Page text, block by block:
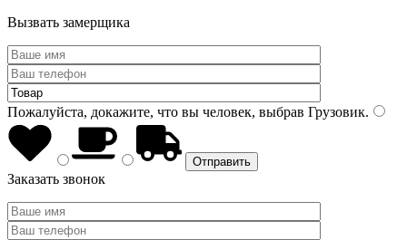
Вызвать замерщика
Пожалуйста, докажите, что вы человек, выбрав Грузовик.
Заказать звонок